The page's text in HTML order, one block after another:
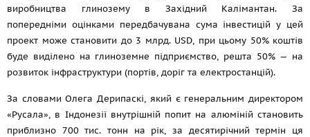
виробництва глинозему в Західний Калімантан. За
попередніми оцінками передбачувана сума інвестицій у цей
проект може становити до 3 млрд. USD, при цьому 50% коштів
буде виділено на глиноземне підприємство, решта 50% — на
розвиток інфраструктури (портів, доріг та електростанцій).
За словами Олега Дерипаскі, який є генеральним директором
«Русала», в Індонезії внутрішній попит на алюміній становить
приблизно 700 тис. тонн на рік, за десятирічний термін ця